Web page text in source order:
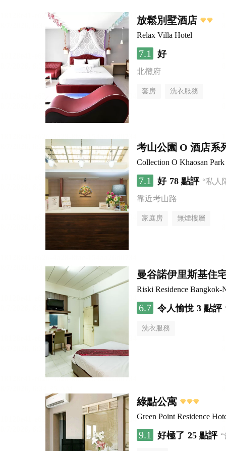
放鬆別墅酒店
Relax Villa Hotel
7.1 好
北欖府
套房 洗衣服務
考山公園 O 酒店系
Collection O Khaosan Park
7.1 好 78 點評 “私人
靠近考山路
家庭房 無煙樓層
曼谷諾伊里斯基住
Riski Residence Bangkok-
6.7 令人愉悅 3 點評
洗衣服務
綠點公寓
Green Point Residence
9.1 好極了 25 點評